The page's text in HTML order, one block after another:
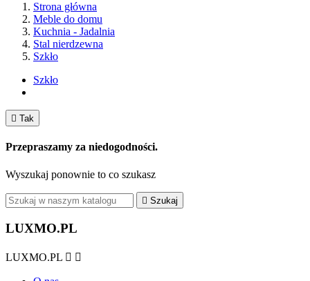
Strona główna
Meble do domu
Kuchnia - Jadalnia
Stal nierdzewna
Szkło
Szkło
 Tak
Przepraszamy za niedogodności.
Wyszukaj ponownie to co szukasz
 Szukaj
LUXMO.PL
LUXMO.PL  